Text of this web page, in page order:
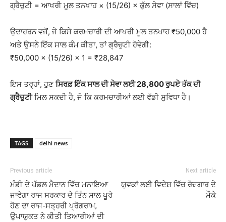
ਗ੍ਰੈਚੁਟੀ = ਆਖਰੀ ਮੂਲ ਤਨਖਾਹ × (15/26) × ਕੁੱਲ ਸੇਵਾ (ਸਾਲਾਂ ਵਿੱਚ)
ਉਦਾਹਰਨ ਵਜੋਂ, ਜੇ ਕਿਸੇ ਕਰਮਚਾਰੀ ਦੀ ਆਖਰੀ ਮੂਲ ਤਨਖਾਹ ₹50,000 ਹੈ
ਅਤੇ ਉਸਨੇ ਇੱਕ ਸਾਲ ਕੰਮ ਕੀਤਾ, ਤਾਂ ਗ੍ਰੈਚੁਟੀ ਹੋਵੇਗੀ:
₹50,000 × (15/26) × 1 = ₹28,847
ਇਸ ਤਰ੍ਹਾਂ, ਹੁਣ ਸਿਰਫ਼ ਇੱਕ ਸਾਲ ਦੀ ਸੇਵਾ ਲਈ 28,800 ਰੁਪਏ ਤੱਕ ਦੀ
ਗ੍ਰੈਚੁਟੀਮਿਲ ਸਕਦੀ ਹੈ, ਜੋ ਕਿ ਕਰਮਚਾਰੀਆਂ ਲਈ ਵੱਡੀ ਸੁਵਿਧਾ ਹੈ।
TAGS delhi news
Previous article
ਮੰਡੀ ਦੇ ਪੱਡਲ ਮੈਦਾਨ ਵਿੱਚ ਮਨਾਇਆ
ਜਾਵੇਗਾ ਰਾਜ ਸਰਕਾਰ ਦੇ ਤਿੰਨ ਸਾਲ ਪੂਰੇ
ਹੋਣ ਦਾ ਰਾਜ-ਸਤ੍ਹਰੀ ਪ੍ਰੋਗਰਾਮ,
ਉਪਾਯੁਕਤ ਨੇ ਕੀਤੀ ਤਿਆਰੀਆਂ ਦੀ
Next article
ਯੁਵਕਾਂ ਲਈ ਵਿਦੇਸ਼ ਵਿੱਚ ਰੋਜ਼ਗਾਰ ਦੇ
ਮੌਕੇ